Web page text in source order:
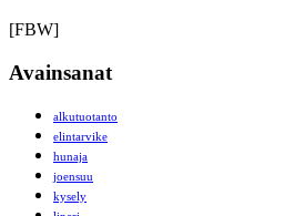
[FBW]
Avainsanat
alkutuotanto
elintarvike
hunaja
joensuu
kysely